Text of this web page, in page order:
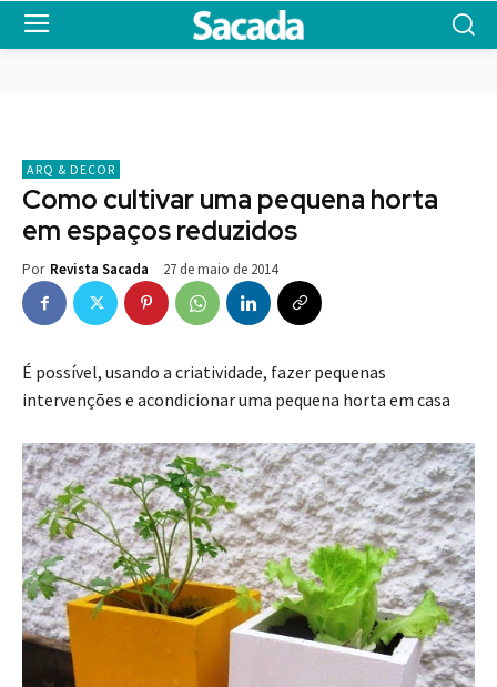
ARQ & DECOR
Como cultivar uma pequena horta
em espaços reduzidos
Por Revista Sacada 27 de maio de 2014
É possível, usando a criatividade, fazer pequenas
intervenções e acondicionar uma pequena horta em casa